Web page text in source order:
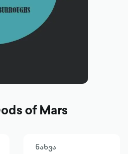
of Mars
ნახვა